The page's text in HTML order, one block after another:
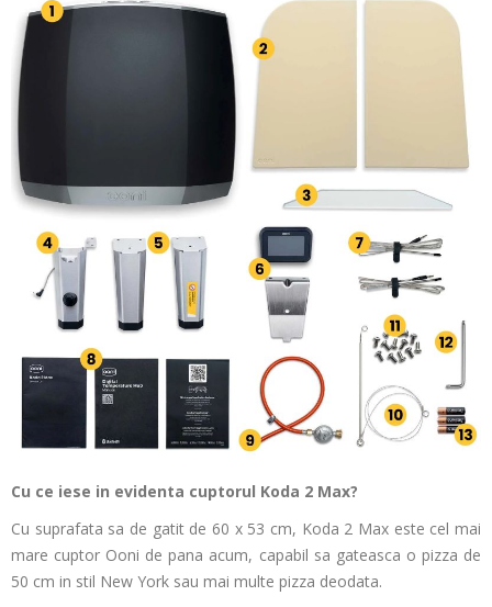
Cu ce iese in evidenta cuptorul Koda 2 Max?
Cu suprafata sa de gatit de 60 x 53 cm, Koda 2 Max este cel mai
mare cuptor Ooni de pana acum, capabil sa gateasca o pizza de
50 cm in stil New York sau mai multe pizza deodata.